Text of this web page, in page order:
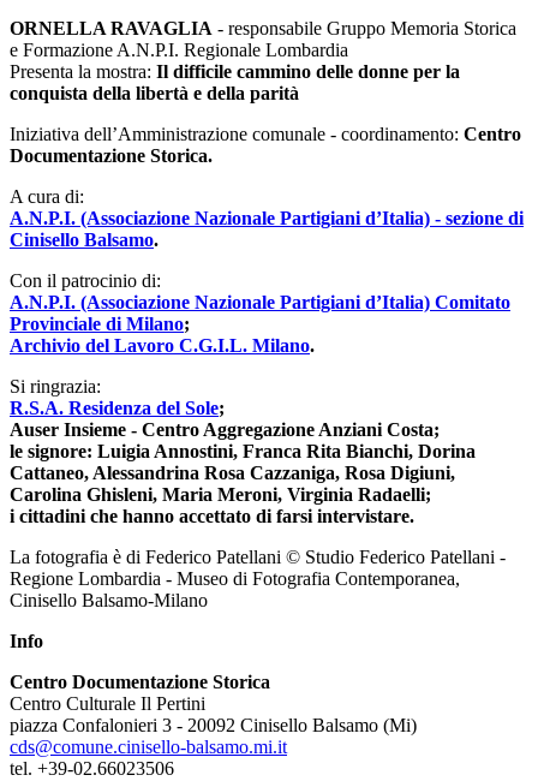
ORNELLA RAVAGLIA - responsabile Gruppo Memoria Storica
e Formazione A.N.P.I. Regionale Lombardia
Presenta la mostra: Il difficile cammino delle donne per la
conquista della libertà e della parità
Iniziativa dell’Amministrazione comunale - coordinamento: Centro
Documentazione Storica.
A cura di:
A.N.P.I. (Associazione Nazionale Partigiani d’Italia) - sezione di
Cinisello Balsamo.
Con il patrocinio di:
A.N.P.I. (Associazione Nazionale Partigiani d’Italia) Comitato
Provinciale di Milano;
Archivio del Lavoro C.G.I.L. Milano.
Si ringrazia:
R.S.A. Residenza del Sole;
Auser Insieme - Centro Aggregazione Anziani Costa;
le signore: Luigia Annostini, Franca Rita Bianchi, Dorina
Cattaneo, Alessandrina Rosa Cazzaniga, Rosa Digiuni,
Carolina Ghisleni, Maria Meroni, Virginia Radaelli;
i cittadini che hanno accettato di farsi intervistare.
La fotografia è di Federico Patellani © Studio Federico Patellani -
Regione Lombardia - Museo di Fotografia Contemporanea,
Cinisello Balsamo-Milano
Info
Centro Documentazione Storica
Centro Culturale Il Pertini
piazza Confalonieri 3 - 20092 Cinisello Balsamo (Mi)
cds@comune.cinisello-balsamo.mi.it
tel. +39-02.66023506